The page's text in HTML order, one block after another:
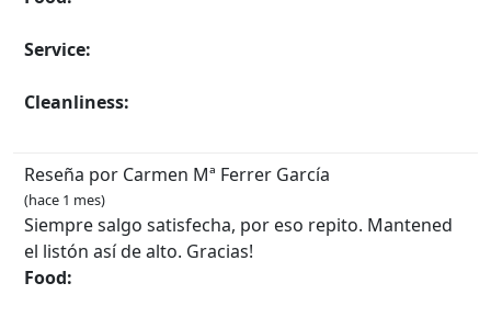
Service:
Cleanliness:
Reseña por Carmen Mª Ferrer García
(hace 1 mes)
Siempre salgo satisfecha, por eso repito. Mantened
el listón así de alto. Gracias!
Food: